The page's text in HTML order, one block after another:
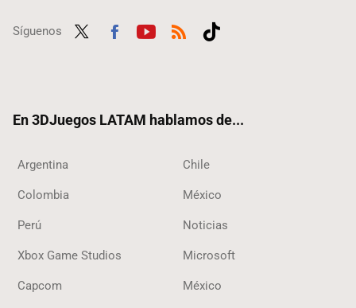
Síguenos
En 3DJuegos LATAM hablamos de...
Argentina Chile
Colombia México
Perú Noticias
Xbox Game Studios Microsoft
Capcom México